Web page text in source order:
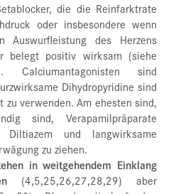
die die Reinfarktrate
oder insbesondere wenn
Auswurfleistung des Herzens
belegt positiv wirksam (siehe
Calciumantagonisten sind
Dihydropyridine sind
verwenden. Am ehesten sind,
sind, Verapamilpräparate
und langwirksame
zu ziehen.
in weitgehendem Einklang
(4,5,25,26,27,28,29) aber